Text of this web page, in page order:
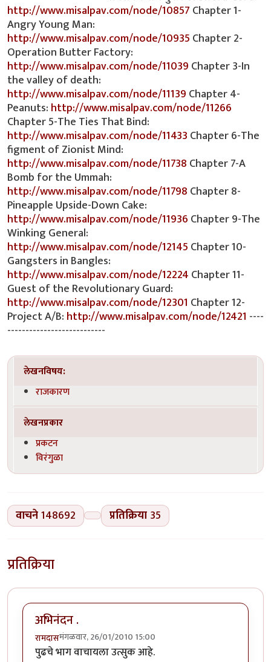
http://www.misalpav.com/node/10857Chapter 1-
Angry Young Man:
http://www.misalpav.com/node/10935Chapter 2-
Operation Butter Factory:
http://www.misalpav.com/node/11039Chapter 3-In
the valley of death:
http://www.misalpav.com/node/11139Chapter 4-
Peanuts:http://www.misalpav.com/node/11266
Chapter 5-The Ties That Bind:
http://www.misalpav.com/node/11433Chapter 6-The
figment of Zionist Mind:
http://www.misalpav.com/node/11738Chapter 7-A
Bomb for the Ummah:
http://www.misalpav.com/node/11798Chapter 8-
Pineapple Upside-Down Cake:
http://www.misalpav.com/node/11936Chapter 9-The
Winking General:
http://www.misalpav.com/node/12145Chapter 10-
Gangsters in Bangles:
http://www.misalpav.com/node/12224Chapter 11-
Guest of the Revolutionary Guard:
http://www.misalpav.com/node/12301 Chapter 12-
Project A/B:http://www.misalpav.com/node/12421 ----
---------------------------
लेखनविषय:
राजकारण
लेखनप्रकार
प्रकटन
विरंगुळा
वाचने148692 प्रतिक्रिया 35
प्रतिक्रिया
अभिनंदन .
रामदासमंगळवार, 26/01/2010 15:00
पुढचे भाग वाचायला उत्सुक आहे.